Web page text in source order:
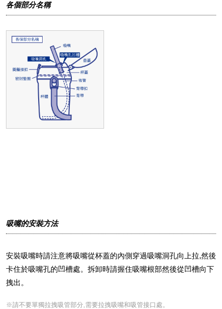
各個部分名稱
吸嘴的安裝方法
安裝吸嘴時請注意將吸嘴從杯蓋的內側穿過吸嘴洞孔向上拉,然後
卡住於吸嘴孔的凹槽處。拆卸時請握住吸嘴根部然後從凹槽向下
拽出。
※請不要單獨拉拽吸管部分,需要拉拽吸嘴和吸管接口處。